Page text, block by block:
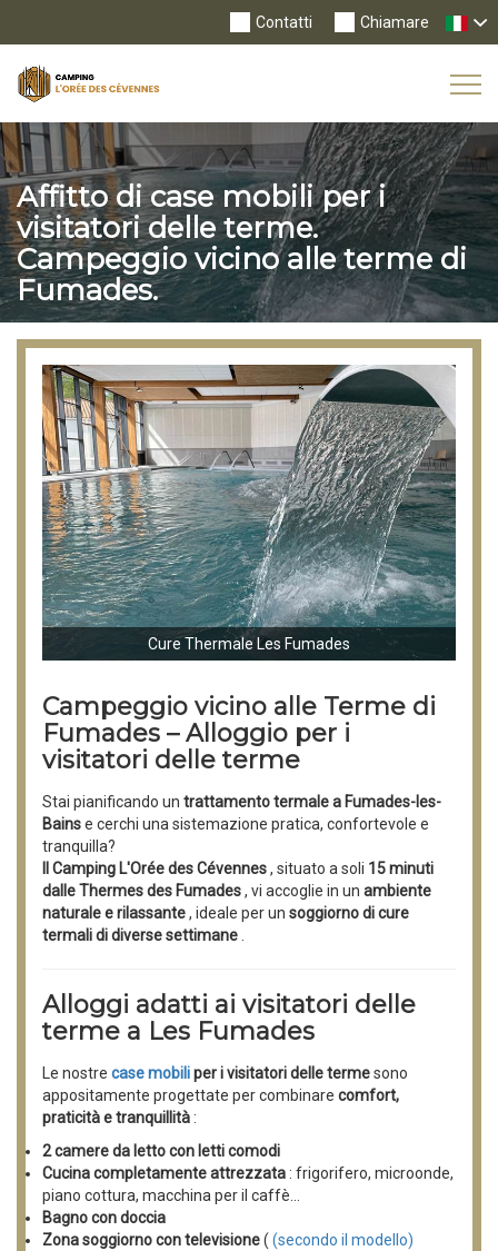
Chiamare
Contatti
Affitto di case mobili per i
visitatori delle terme.
Campeggio vicino alle terme di
Fumades.
Cure Thermale Les Fumades
Campeggio vicino alle Terme di
Fumades – Alloggio per i
visitatori delle terme
Stai pianificando un trattamento termale a Fumades-les-
Bainse cerchi una sistemazione pratica, confortevole e
tranquilla?
Il Camping L'Orée des Cévennes, situato a soli 15 minuti
dalle Thermes des Fumades, vi accoglie in un ambiente
naturale e rilassante, ideale per un soggiorno di cure
termali di diverse settimane
Alloggi adatti ai visitatori delle
terme a Les Fumades
Le nostre case mobiliper i visitatori delle termesono
appositamente progettate per combinare comfort,
praticità e tranquillità :
2 camere da letto con letti comodi
Cucina completamente attrezzata : frigorifero, microonde,
piano cottura, macchina per il caffè…
Bagno con doccia
Zona soggiorno con televisione( (secondo il modello)